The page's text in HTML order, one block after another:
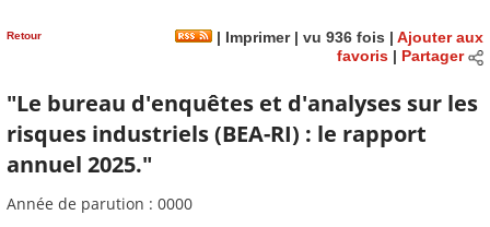
Retour | Imprimer| vu 936 fois | Ajouter aux
favoris| Partager
"Le bureau d'enquêtes et d'analyses sur les
risques industriels (BEA-RI) : le rapport
annuel 2025."
Année de parution : 0000